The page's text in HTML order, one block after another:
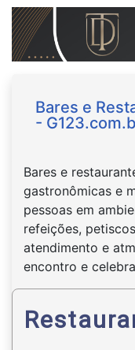
Bares e
-
Bares e
gastronômicas e
pessoas em
refeições,
atendimento e
encontro e